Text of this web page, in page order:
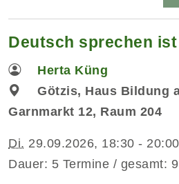
Deutsch sprechen
Herta Küng
Götzis, Haus Bildung
Garnmarkt 12, Raum 204
Di. 29.09.2026, 18:30 -
Dauer: 5 Termine / gesamt: